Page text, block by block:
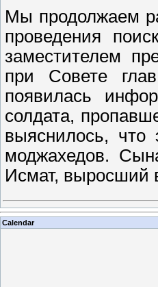
Мы продолжаем
проведения
заместителем
при Совете
появилась
солдата,
выяснилось, что
моджахедов.
Исмат, выросший
Calendar